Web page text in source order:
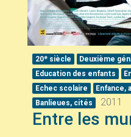
20esiècle Deuxième
Education des enfants
Echec scolaire
Enfance,
Banlieues, cités
2011
Entre les